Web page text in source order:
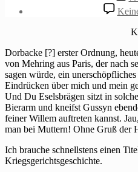
Dorbacke [?] erster Ordnung,
von Mehring aus Paris, der nach
sagen würde, ein
Eindrücken über mich und mein
Und Du Eselsbrägen sitzt in
Bierarm und kneifst Gussyn
feiner Willem auftreten kannst.
man bei Muttern! Ohne Gruß der
Ich brauche schnellstens einen
Kriegsgerichtsgeschichte.